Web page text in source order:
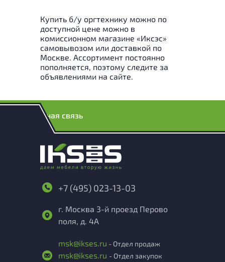
Купить б/у оргтехнику можно по
доступной цене можно в
комиссионном магазине «Иксэс»
самовывозом или доставкой по
Москве. Ассортимент постоянно
пополняется, поэтому следите за
объявлениями на сайте.
Обратная связь
+7 (495) 023-13-03
г. Москва 3-й проезд Перово
поля, д. 4А
msk@ikses.ru - Отдел продаж
msk@ikses.ru - Отдел закупок